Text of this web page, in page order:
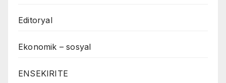
Editoryal
Ekonomik – sosyal
ENSEKIRITE